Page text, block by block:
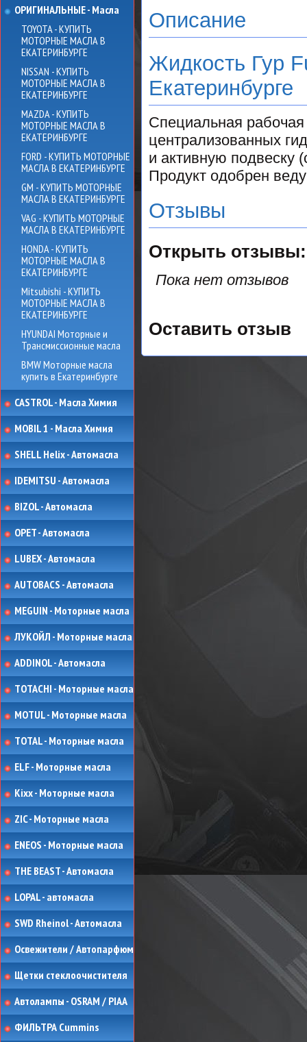
ОРИГИНАЛЬНЫЕ - Масла
TOYOTA - КУПИТЬ
МОТОРНЫЕ МАСЛА В
ЕКАТЕРИНБУРГЕ
NISSAN - КУПИТЬ
МОТОРНЫЕ МАСЛА В
ЕКАТЕРИНБУРГЕ
MAZDA - КУПИТЬ
МОТОРНЫЕ МАСЛА В
ЕКАТЕРИНБУРГЕ
FORD - КУПИТЬ МОТОРНЫЕ
МАСЛА В ЕКАТЕРИНБУРГЕ
GM - КУПИТЬ МОТОРНЫЕ
МАСЛА В ЕКАТЕРИНБУРГЕ
VAG - КУПИТЬ МОТОРНЫЕ
МАСЛА В ЕКАТЕРИНБУРГЕ
HONDA - КУПИТЬ
МОТОРНЫЕ МАСЛА В
ЕКАТЕРИНБУРГЕ
Mitsubishi - КУПИТЬ
МОТОРНЫЕ МАСЛА В
ЕКАТЕРИНБУРГЕ
HYUNDAI Моторные и
Трансмиссионные масла
BMW Моторные масла
купить в Екатеринбурге
CASTROL - Масла Химия
MOBIL 1 - Масла Химия
SHELL Helix - Автомасла
IDEMITSU - Автомасла
BIZOL - Автомасла
OPET - Автомасла
LUBEX - Автомасла
AUTOBACS - Автомасла
MEGUIN - Моторные масла
ЛУКОЙЛ - Моторные масла
ADDINOL - Автомасла
TOTACHI - Моторные масла
MOTUL - Моторные масла
TOTAL - Моторные масла
ELF - Моторные масла
Kixx - Моторные масла
ZIC - Моторные масла
ENEOS - Моторные масла
THE BEAST - Автомасла
LOPAL - автомасла
SWD Rheinol - Автомасла
Освежители / Автопарфюм
Щетки стеклоочистителя
Автолампы - OSRAM / PIAA
ФИЛЬТРА Cummins
Описание
Жидкость Гур
Екатеринбурге
Специальная
централизованных
и активную подвеску
Продукт одобрен
Отзывы
Открыть
Пока нет отзывов
Оставить отзыв